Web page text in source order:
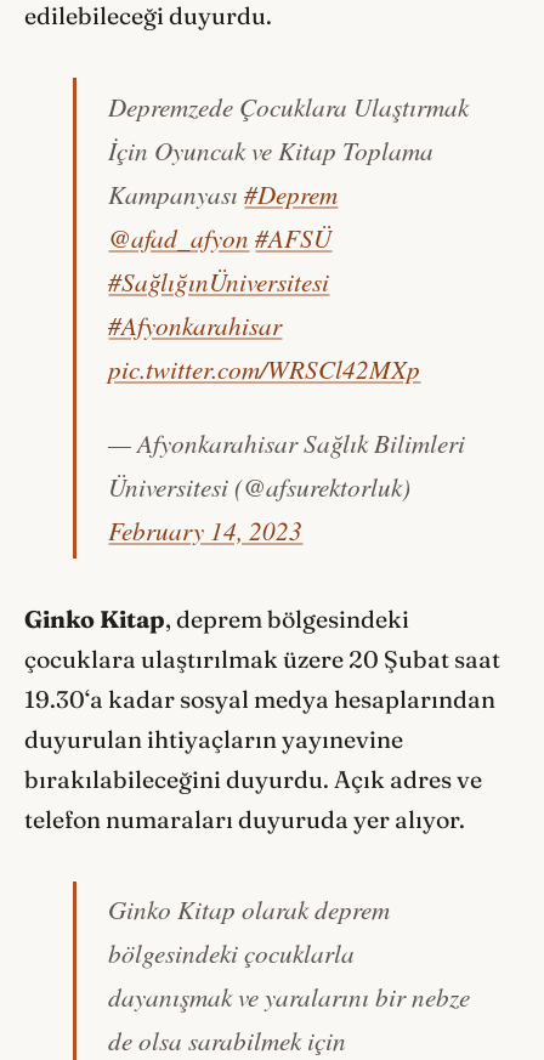
edilebileceği duyurdu.
Depremzede Çocuklara Ulaştırmak
İçin Oyuncak ve Kitap Toplama
Kampanyası#Deprem
@afad_afyon #AFSÜ
#SağlığınÜniversitesi
#Afyonkarahisar
pic.twitter.com/WRSCl42MXp
— Afyonkarahisar Sağlık Bilimleri
Üniversitesi (@afsurektorluk)
February 14, 2023
Ginko Kitap, deprem bölgesindeki
çocuklara ulaştırılmak üzere 20 Şubat saat
19.30‘a kadar sosyal medya hesaplarından
duyurulan ihtiyaçların yayınevine
bırakılabileceğini duyurdu. Açık adres ve
telefon numaraları duyuruda yer alıyor.
Ginko Kitap olarak deprem
bölgesindeki çocuklarla
dayanışmak ve yaralarını bir nebze
de olsa sarabilmek için